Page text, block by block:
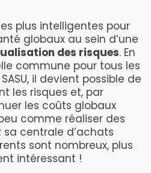
plus intelligentes pour
globaux au sein d’une
des risques. En
commune pour tous les
il devient possible de
les risques et, par
les coûts globaux
comme réaliser des
centrale d’achats
sont nombreux, plus
intéressant !